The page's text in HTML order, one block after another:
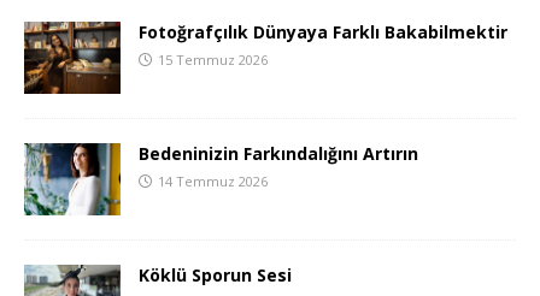
Fotoğrafçılık Dünyaya Farklı Bakabilmektir
15 Temmuz 2026
Bedeninizin Farkındalığını Artırın
14 Temmuz 2026
Köklü Sporun Sesi